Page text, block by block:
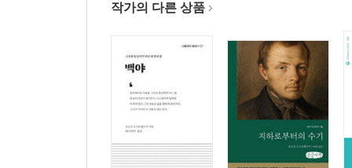
작가의 다른 상품